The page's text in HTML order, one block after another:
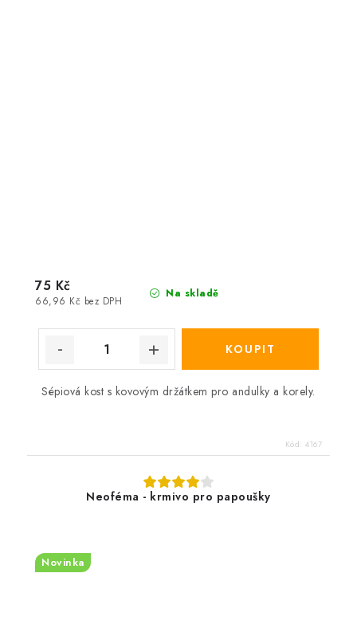
Na skladě
66,96 Kč bez DPH
75 Kč
Sépiová kost s kovovým držátkem pro andulky a korely.
Kód: 4167
Neoféma - krmivo pro papoušky
Novinka